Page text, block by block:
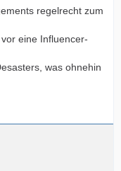
regelrecht zum
eine Influencer-
was ohnehin